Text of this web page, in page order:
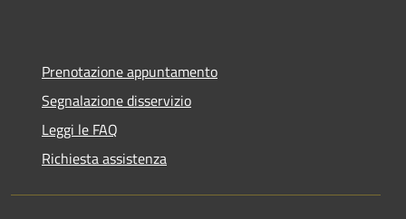
Prenotazione appuntamento
Segnalazione disservizio
Leggi le FAQ
Richiesta assistenza